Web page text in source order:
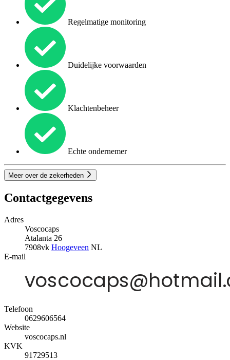
Regelmatige monitoring
Duidelijke voorwaarden
Klachtenbeheer
Echte ondernemer
Meer over de zekerheden
Contactgegevens
Adres
Voscocaps
Atalanta 26
7908vk Hoogeveen NL
E-mail
Telefoon
0629606564
Website
voscocaps.nl
KVK
91729513